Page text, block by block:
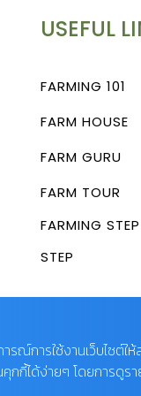
USEFUL
FARMING 101
FARM HOUSE
FARM GURU
FARM TOUR
FARMING
STEP
รณ์การใช้งานเว็บไซต์
กี้ได้ง่ายๆ โดยการดูร